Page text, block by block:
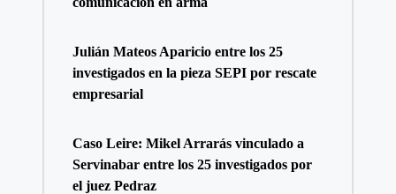
Julián Mateos Aparicio entre los 25
investigados en la pieza SEPI por rescate
empresarial
Caso Leire: Mikel Arrarás vinculado a
Servinabar entre los 25 investigados por
el juez Pedraz